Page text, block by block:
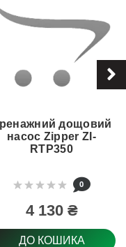
дощовий
насос Zipper ZI-
RTP350
0
4 130 ₴
ДО КОШИКА